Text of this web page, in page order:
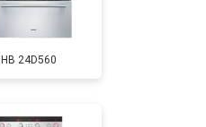
HB 24D560